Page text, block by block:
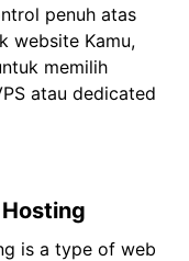
penuh atas
website Kamu,
memilih
atau dedicated
is a type of web